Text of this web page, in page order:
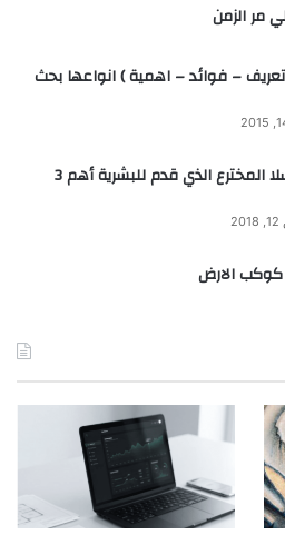
مر الزمن
تعريف – فوائد – اهمية ) انواعها بحث
نيكولا تسلا المخترع الذي قدم للبشرية أهم 3
الارض